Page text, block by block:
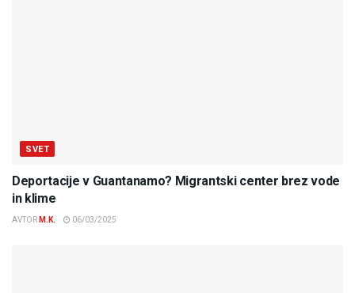
SVET
Deportacije v Guantanamo? Migrantski center brez vode
in klime
AVTOR M.K. 06/03/2025